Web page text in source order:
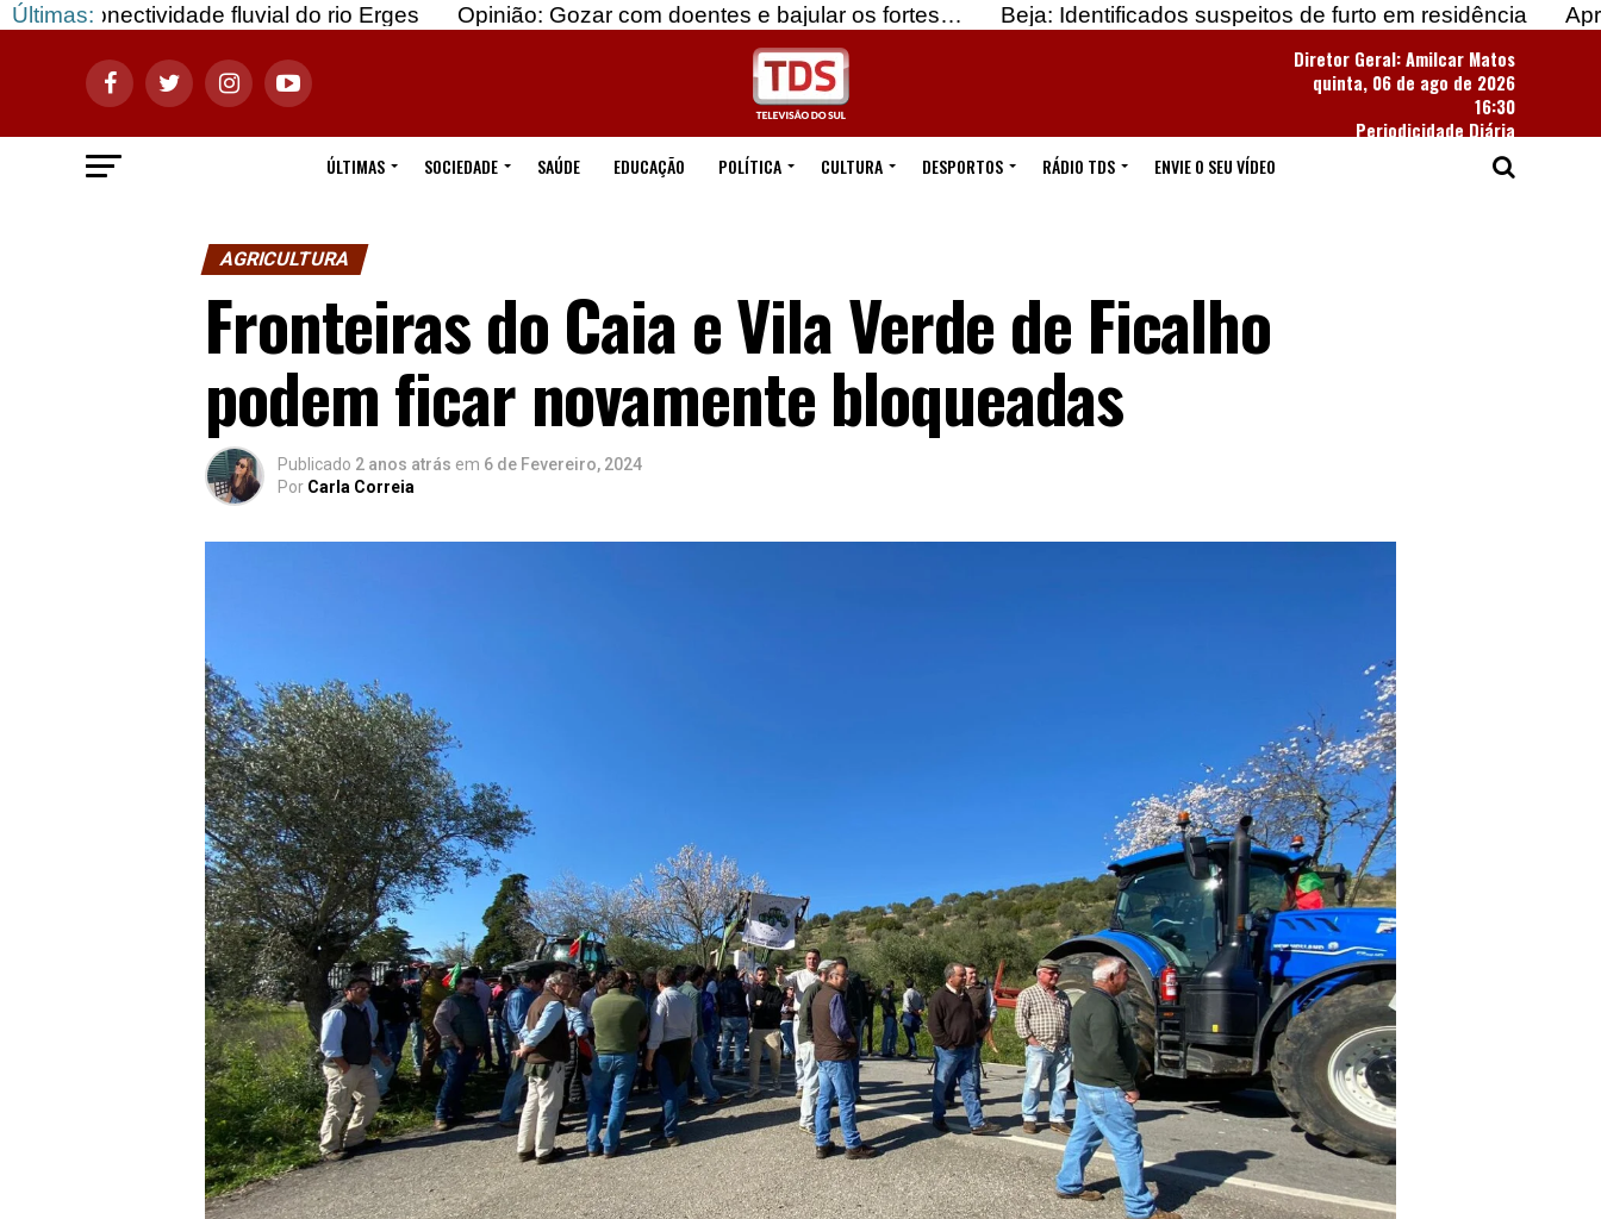
Últimas:fluvial do rio Erges Opinião: Gozar com doentes e bajular os fortes… Beja: Identificados suspeitos de furto em residência
Apreendidas
Diretor Geral: Amilcar Matos
quinta, 06 de ago de 2026
16:30
Periodicidade Diária
ÚLTIMAS
SOCIEDADE SAÚDE EDUCAÇÃO POLÍTICA CULTURA DESPORTOS RÁDIO TDS ENVIE O SEU VÍDEO
AGRICULTURA
Fronteiras do Caia e Vila Verde de Ficalho
podem ficar novamente bloqueadas
Publicado 2 anos atrás em 6 de Fevereiro, 2024
Por Carla Correia